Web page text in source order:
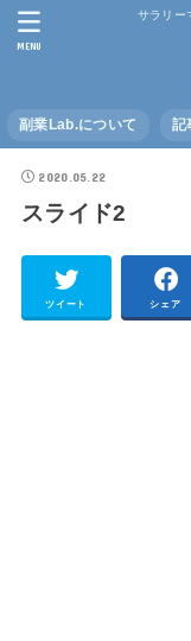
サラリー
副業Lab.について 記
MENU
2020.05.22
スライド2
ツイート シェア